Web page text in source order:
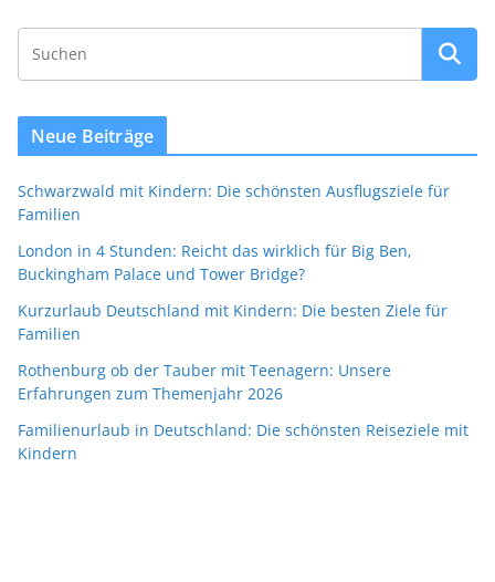
Neue Beiträge
Schwarzwald mit Kindern: Die schönsten Ausflugsziele für
Familien
London in 4 Stunden: Reicht das wirklich für Big Ben,
Buckingham Palace und Tower Bridge?
Kurzurlaub Deutschland mit Kindern: Die besten Ziele für
Familien
Rothenburg ob der Tauber mit Teenagern: Unsere
Erfahrungen zum Themenjahr 2026
Familienurlaub in Deutschland: Die schönsten Reiseziele mit
Kindern